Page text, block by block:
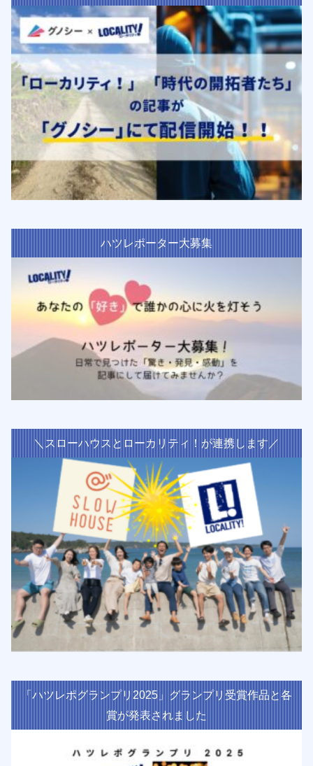
ハツレポーター大募集
＼スローハウスとローカリティ！が連携します／
「ハツレポグランプリ2025」グランプリ受賞作品と各
賞が発表されました